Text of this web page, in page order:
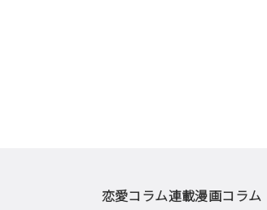
恋愛コラム連載漫画コラム